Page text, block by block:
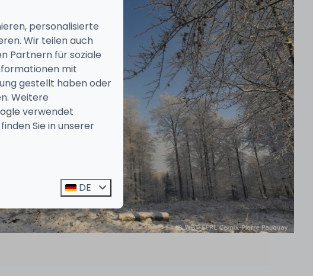
personalisierte
Wir teilen auch
Partnern für soziale
mit
gestellt haben oder
Weitere
verwendet
Sie in unserer
DE